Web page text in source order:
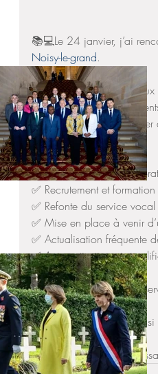
📚💻Le 24 janvier, j’ai
Noisy-le-grand.
🆘Alertée par de
des impôts des non-
préoccupation et
📈.
Plusieurs actions
✅ Recrutement et
✅ Refonte du service
✅ Mise en place à venir
✅ Actualisation fréquente
✅ Automatisation et
Pour ne pas engorger le
:
✅ Vérifier, avant d’écrire,
sur le site impots.gouv.fr.
✅ Ne pas réitérer les